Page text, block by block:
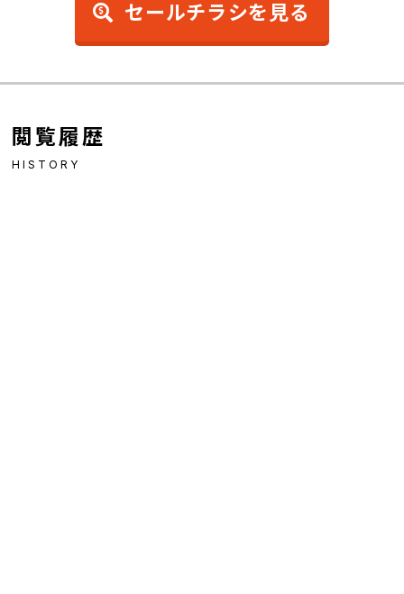
セールチラシを見る
閲覧履歴
HISTORY